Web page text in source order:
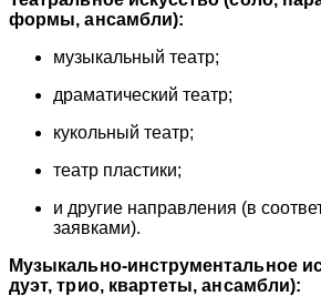
формы, ансамбли):
музыкальный театр;
драматический театр;
кукольный театр;
театр пластики;
и другие направления (в
заявками).
Музыкально-инструментальное
дуэт, трио, квартеты, ансамбли):